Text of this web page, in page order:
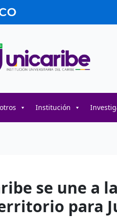
Institución
se une a
para